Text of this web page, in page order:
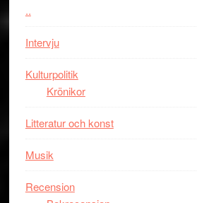
..
Intervju
Kulturpolitik
Krönikor
Litteratur och konst
Musik
Recension